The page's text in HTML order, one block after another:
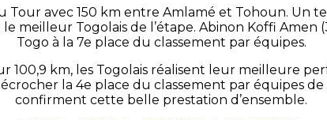
avec 150 km entre Amlamé et Tohoun. Un
meilleur Togolais de l’étape. Abinon Koffi
Togo à la 7e place du classement par équipes.
km, les Togolais réalisent leur meilleure
la 4e place du classement par équipes de
confirment cette belle prestation d’ensemble.